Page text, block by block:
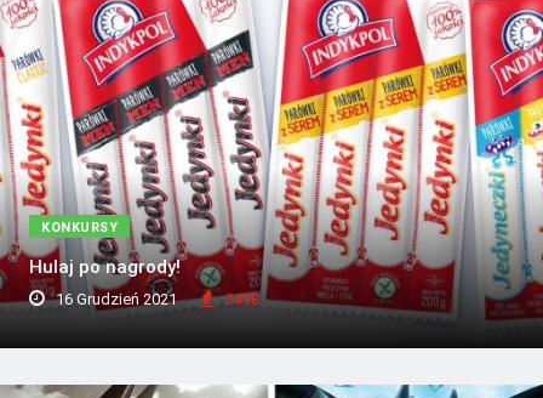
KONKURSY
Hulaj po nagrody!
16 Grudzień 2021 3498